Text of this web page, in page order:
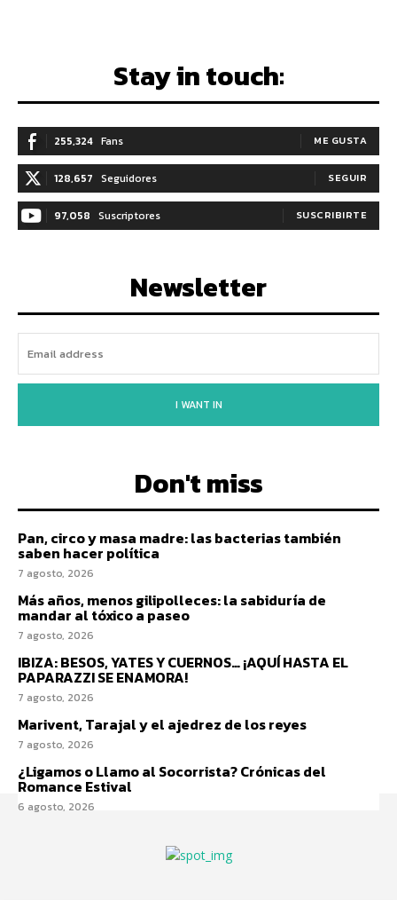
Stay in touch:
255,324 Fans ME GUSTA
128,657 Seguidores SEGUIR
97,058 Suscriptores SUSCRIBIRTE
Newsletter
I WANT IN
Don't miss
Pan, circo y masa madre: las bacterias también
saben hacer política
7 agosto, 2026
Más años, menos gilipolleces: la sabiduría de
mandar al tóxico a paseo
7 agosto, 2026
IBIZA: BESOS, YATES Y CUERNOS… ¡AQUÍ HASTA EL
PAPARAZZI SE ENAMORA!
7 agosto, 2026
Marivent, Tarajal y el ajedrez de los reyes
7 agosto, 2026
¿Ligamos o Llamo al Socorrista? Crónicas del
Romance Estival
6 agosto, 2026